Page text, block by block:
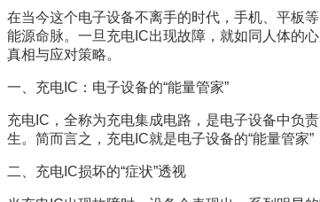
在当今这个电子设备不离手的时代，手机、平板
能源命脉。一旦充电IC出现故障，就如同人体的
真相与应对策略。
一、充电IC：电子设备的“能量管家”
充电IC，全称为充电集成电路，是电子设备中负
生。简而言之，充电IC就是电子设备的“能量管家
二、充电IC损坏的“症状”透视